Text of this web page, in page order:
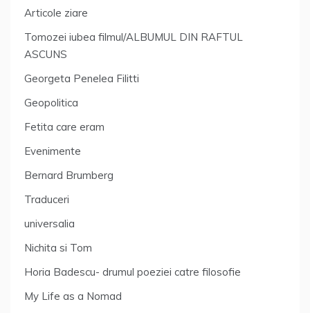
Articole ziare
Tomozei iubea filmul/ALBUMUL DIN RAFTUL
ASCUNS
Georgeta Penelea Filitti
Geopolitica
Fetita care eram
Evenimente
Bernard Brumberg
Traduceri
universalia
Nichita si Tom
Horia Badescu- drumul poeziei catre filosofie
My Life as a Nomad